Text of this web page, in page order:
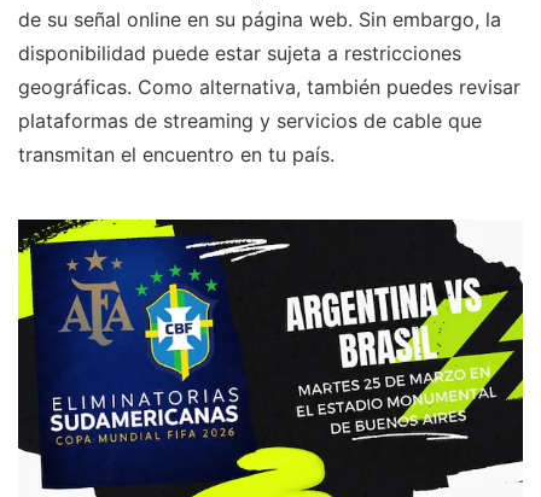
de su señal online en su página web. Sin embargo, la
disponibilidad puede estar sujeta a restricciones
geográficas. Como alternativa, también puedes revisar
plataformas de streaming y servicios de cable que
transmitan el encuentro en tu país.